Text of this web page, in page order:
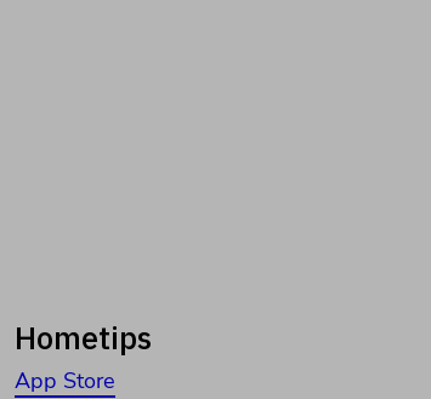
Hometips
App Store